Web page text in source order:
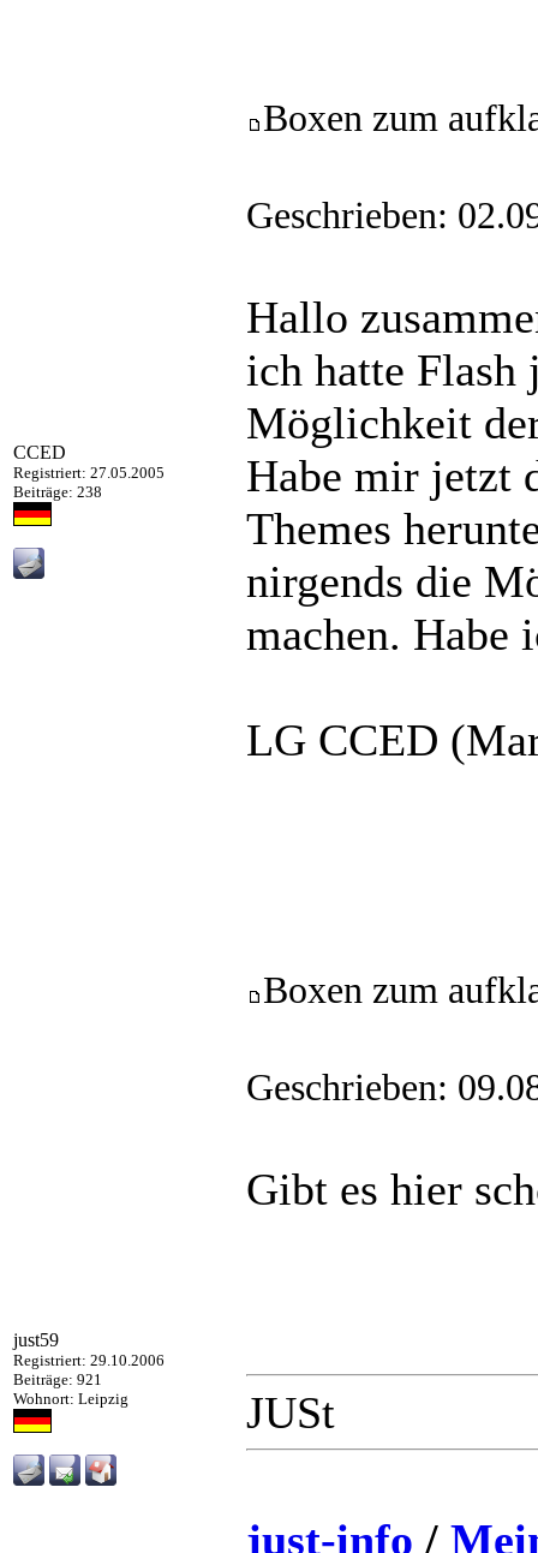
CCED
Registriert: 27.05.2005
Beiträge: 238
Boxen zum
Geschrieben:
Hallo
ich hatte Flash
Möglichkeit
Habe mir jetzt
Themes
nirgends die
machen. Habe
LG CCED
just59
Registriert: 29.10.2006
Beiträge: 921
Wohnort: Leipzig
Boxen zum
Geschrieben:
Gibt es hier
JUSt
just-info /